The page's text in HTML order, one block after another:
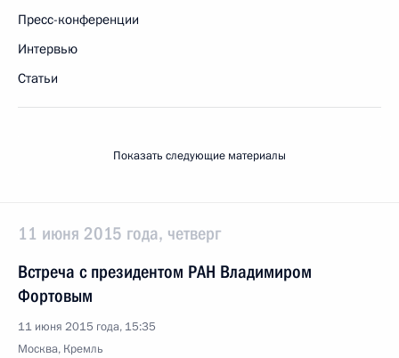
Пресс-конференции
Интервью
Статьи
Показать следующие материалы
11 июня 2015 года, четверг
Встреча с президентом РАН Владимиром
Фортовым
11 июня 2015 года, 15:35
Москва, Кремль